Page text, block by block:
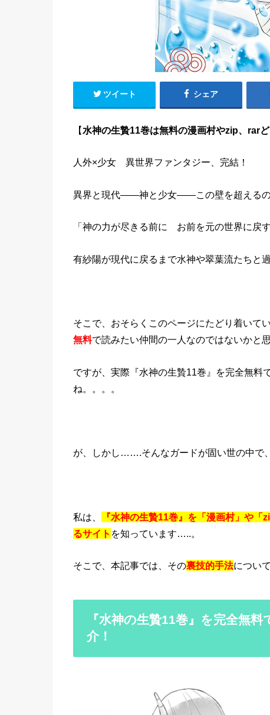
ツイート シェア
【水神の生贄11巻は無料の漫画村やzip、rar
人外×少女 異世界ファンタジー、完結！
異界と現代――神と少女――この壁を超えるの
「神の力が尽きる前に お前を元の世界に戻
有紗陽が現代に戻るまで水神や翠葉流たちと
そこで、おそらくこのページにたどり着いて
無料で読みたい仲間の一人なのではないかと思
ですが、実際『水神の生贄11巻』を完全無料
ね。。。。
が、しかし…….そんなガードが固い世の中で、
私は、
『水神の生贄11巻』を「漫画村」や
るサイト を知っています…..。
そこで、本記事では、その裏技的手法につい
『水神の生贄11巻』を完全無
介！